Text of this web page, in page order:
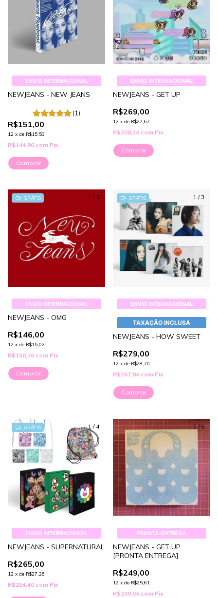
ENVIO INTERNACIONAL
NEWJEANS - NEW JEANS
(1)
R$151,00
12 x de R$15,53
R$144,96 com Pix
Comprar
ENVIO INTERNACIONAL
NEWJEANS - GET UP
R$269,00
12 x de R$27,67
R$258,24 com Pix
Comprar
1 /3
GRÁTIS
ENVIO INTERNACIONAL
NEWJEANS - OMG
R$146,00
12 x de R$15,02
R$140,16 com Pix
Comprar
1 /3
GRÁTIS
ENVIO INTERNACIONAL
TAXAÇÃO INCLUSA
NEWJEANS - HOW SWEET
R$279,00
12 x de R$28,70
R$267,84 com Pix
Comprar
1 / 4
GRÁTIS
ENVIO INTERNACIONAL
NEWJEANS - SUPERNATURAL
R$265,00
12 x de R$27,26
R$254,40 com Pix
1/5
PRONTA-ENTREGA
NEWJEANS - GET UP
[PRONTA ENTREGA]
R$249,00
12 x de R$25,61
R$239,04 com Pix